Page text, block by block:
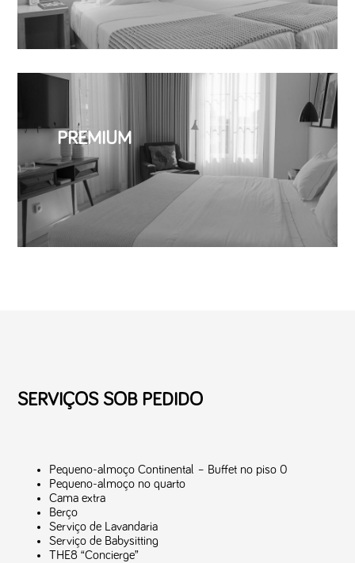
PREMIUM
SERVIÇOS SOB PEDIDO
Pequeno-almoço Continental – Buffet no piso 0
Pequeno-almoço no quarto
Cama extra
Berço
Serviço de Lavandaria
Serviço de Babysitting
THE8 “Concierge”